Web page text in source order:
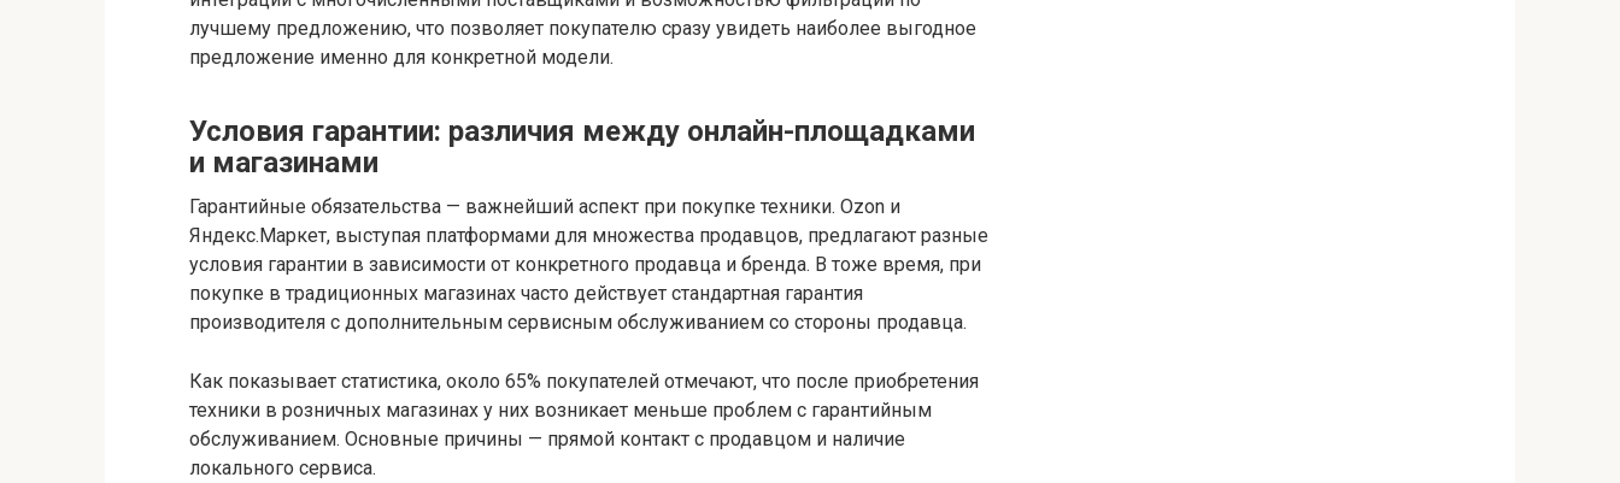
лучшему предложению, что позволяет покупателю сразу увидеть наиболее выгодное
предложение именно для конкретной модели.
Условия гарантии: различия между онлайн-площадками
и магазинами
Гарантийные обязательства — важнейший аспект при покупке техники. Ozon и
Яндекс.Маркет, выступая платформами для множества продавцов, предлагают разные
условия гарантии в зависимости от конкретного продавца и бренда. В тоже время, при
покупке в традиционных магазинах часто действует стандартная гарантия
производителя с дополнительным сервисным обслуживанием со стороны продавца.
Как показывает статистика, около 65% покупателей отмечают, что после приобретения
техники в розничных магазинах у них возникает меньше проблем с гарантийным
обслуживанием. Основные причины — прямой контакт с продавцом и наличие
локального сервиса.